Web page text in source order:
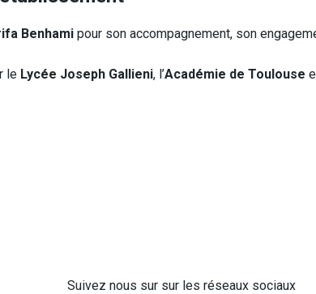
Benhami pour son accompagnement, son
le Lycée Joseph Gallieni, l’Académie de Toulouse
Suivez nous sur sur les réseaux sociaux